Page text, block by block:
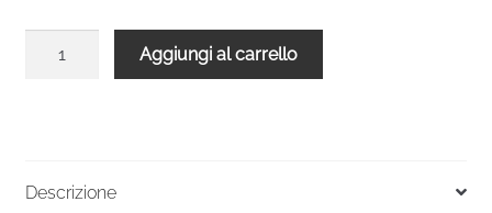
Aggiungi al carrello
Descrizione